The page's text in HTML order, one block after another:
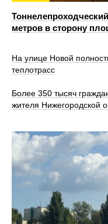
метров в сторону
На улице Новой
теплотрасс
Более 350 тысяч
жителя Нижегородской